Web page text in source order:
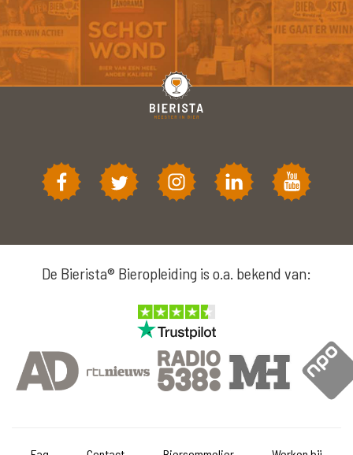
De Bierista® Bieropleiding is o.a. bekend van: